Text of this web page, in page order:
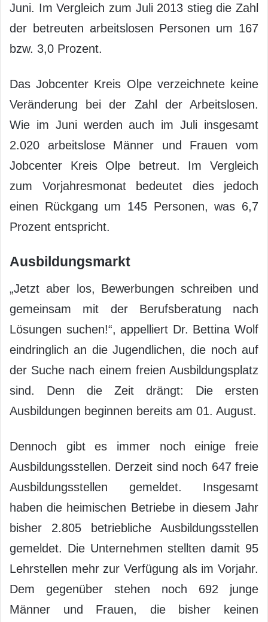
Juni. Im Vergleich zum Juli 2013 stieg die Zahl
der betreuten arbeitslosen Personen um 167
bzw. 3,0 Prozent.
Das Jobcenter Kreis Olpe verzeichnete keine
Veränderung bei der Zahl der Arbeitslosen.
Wie im Juni werden auch im Juli insgesamt
2.020 arbeitslose Männer und Frauen vom
Jobcenter Kreis Olpe betreut. Im Vergleich
zum Vorjahresmonat bedeutet dies jedoch
einen Rückgang um 145 Personen, was 6,7
Prozent entspricht.
Ausbildungsmarkt
„Jetzt aber los, Bewerbungen schreiben und
gemeinsam mit der Berufsberatung nach
Lösungen suchen!“, appelliert Dr. Bettina Wolf
eindringlich an die Jugendlichen, die noch auf
der Suche nach einem freien Ausbildungsplatz
sind. Denn die Zeit drängt: Die ersten
Ausbildungen beginnen bereits am 01. August.
Dennoch gibt es immer noch einige freie
Ausbildungsstellen. Derzeit sind noch 647 freie
Ausbildungsstellen gemeldet. Insgesamt
haben die heimischen Betriebe in diesem Jahr
bisher 2.805 betriebliche Ausbildungsstellen
gemeldet. Die Unternehmen stellten damit 95
Lehrstellen mehr zur Verfügung als im Vorjahr.
Dem gegenüber stehen noch 692 junge
Männer und Frauen, die bisher keinen